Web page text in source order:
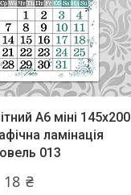
А6 міні 145х200
ламінація
013
18 ₴